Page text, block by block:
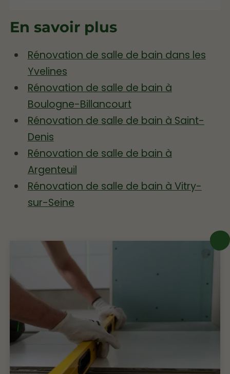
En savoir plus
Rénovation de salle de bain dans les
Yvelines
Rénovation de salle de bain à
Boulogne-Billancourt
Rénovation de salle de bain à Saint-
Denis
Rénovation de salle de bain à
Argenteuil
Rénovation de salle de bain à Vitry-
sur-Seine